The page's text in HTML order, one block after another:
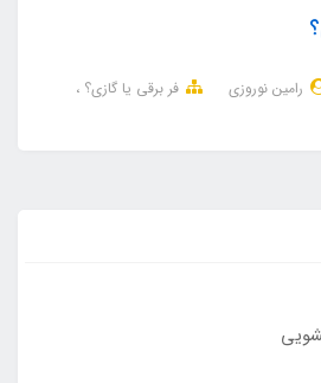
رامین نوروزی
فر برقی یا گازی؟